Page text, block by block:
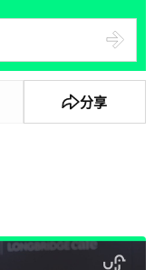
分享